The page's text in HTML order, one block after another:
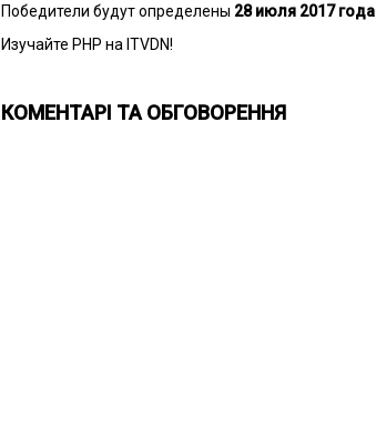
Победители будут определены 28июля 2017 года
Изучайте PHP на ITVDN!
КОМЕНТАРІ ТА ОБГОВОРЕННЯ